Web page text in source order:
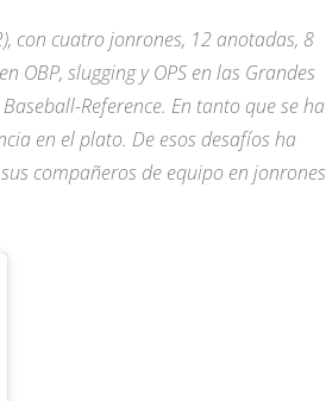
con cuatro jonrones, 12 anotadas, 8
OBP, slugging y OPS en las Grandes
Reference. En tanto que se ha
en el plato. De esos desafíos ha
compañeros de equipo en jonrones